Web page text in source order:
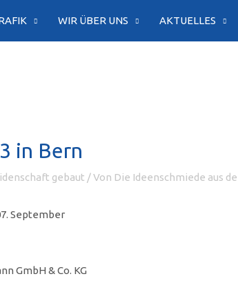
WIR ÜBER UNS AKTUELLES
in Bern
gebaut / Von Die Ideenschmiede aus
September
GmbH & Co. KG